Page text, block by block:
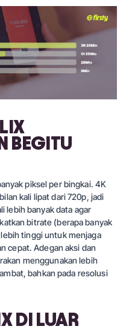
BEGITU
piksel per bingkai. 4K
kali lipat dari 720p, jadi
lebih banyak data agar
bitrate (berapa banyak
tinggi untuk menjaga
cepat. Adegan aksi dan
menggunakan lebih
bahkan pada resolusi
DI LUAR